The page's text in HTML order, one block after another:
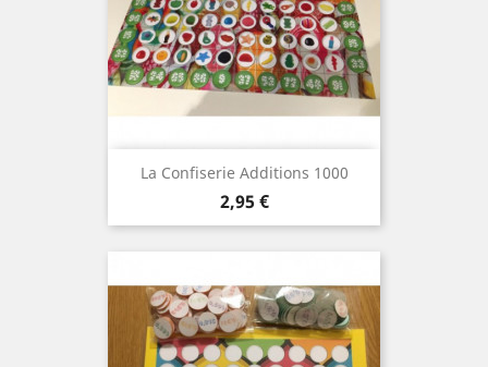
La Confiserie Additions 1000
Prix
2,95 €